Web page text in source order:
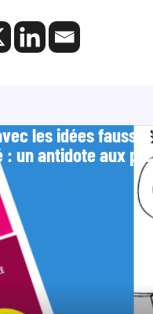
les idées
: un antidote aux